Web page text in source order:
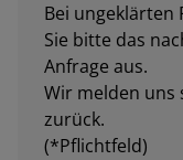
Bei ungeklärten
Sie bitte das
Anfrage aus.
Wir melden uns
zurück.
(*Pflichtfeld)